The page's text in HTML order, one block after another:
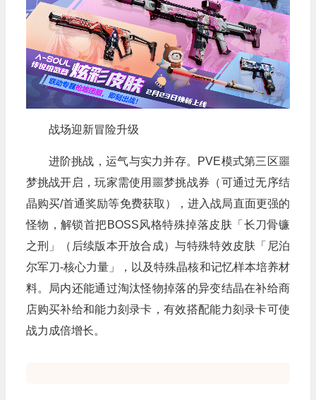
战场迎新冒险升级
进阶挑战，运气与实力并存。PVE模式第三区噩
梦挑战开启，玩家需使用噩梦挑战券（可通过无序结
晶购买/首通奖励等免费获取），进入战局直面更强的
怪物，解锁首把BOSS风格特殊掉落皮肤「长刀骨镰
之刑」（后续版本开放合成）与特殊特效皮肤「尼泊
尔军刀-核心力量」，以及特殊晶核和记忆样本培养材
料。局内还能通过淘汰怪物掉落的异变结晶在补给商
店购买补给和能力刻录卡，有效搭配能力刻录卡可使
战力成倍增长。